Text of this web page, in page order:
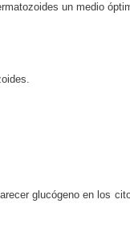
un medio
glucógeno en los